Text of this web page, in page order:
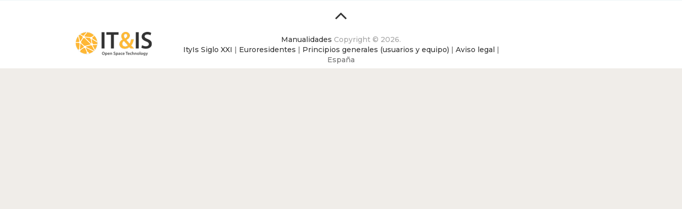
Manualidades Copyright © 2026.
ItyIs Siglo XXI | Euroresidentes | Principios generales (usuarios y equipo) | Aviso legal |
España